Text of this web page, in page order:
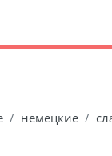
немецкие